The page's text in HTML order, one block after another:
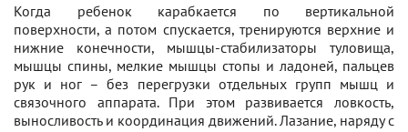
Когда ребенок карабкается по вертикальной
поверхности, а потом спускается, тренируются верхние и
нижние конечности, мышцы-стабилизаторы туловища,
мышцы спины, мелкие мышцы стопы и ладоней, пальцев
рук и ног – без перегрузки отдельных групп мышц и
связочного аппарата. При этом развивается ловкость,
выносливость и координация движений. Лазание, наряду с